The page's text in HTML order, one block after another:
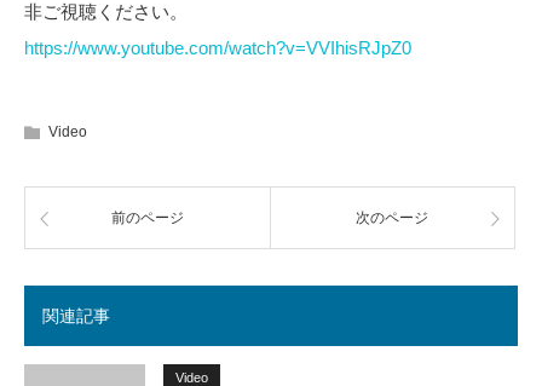
非ご視聴ください。
https://www.youtube.com/watch?v=VVIhisRJpZ0
Video
前のページ 次のページ
関連記事
Video